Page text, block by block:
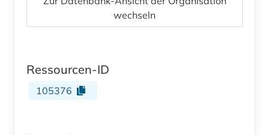
wechseln
Ressourcen-ID
105376